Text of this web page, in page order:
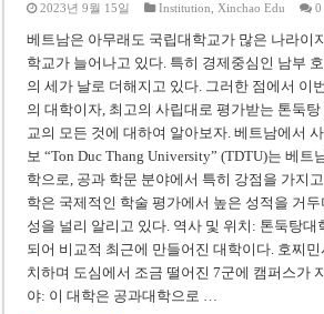
2023년 9월 15일 Institution,Xinchao Edu 0
베트남은 아무래도 국립대학교가 많은 나라이
학교가 늘어나고 있다. 특히 경제중심인 남부
의 세가 날로 더해지고 있다. 그러한 점에서 이
의 대학이자, 최고의 사립대로 평가받는 톤둑탕
교의 모든 것에 대하여 알아보자. 베트남에서
보 “Ton Duc Thang University” (TDTU)는 베트
학으로, 공과 학문 분야에서 특히 강점을 가지
학은 국제적인 학술 평가에서 높은 성적을 거
성을 널리 알리고 있다. 역사 및 위치: 톤둑탕대
되어 비교적 최근에 만들어진 대학이다. 호찌
치하며 도심에서 조금 떨어진 7군에 캠퍼스가
야: 이 대학은 공과대학으로 …